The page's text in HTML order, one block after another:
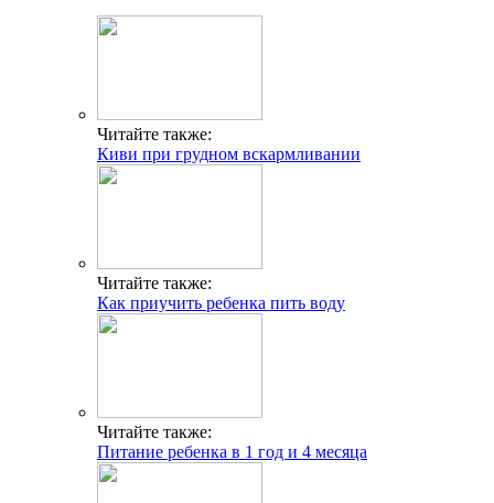
Читайте также:
Киви при грудном вскармливании
Читайте также:
Как приучить ребенка пить воду
Читайте также:
Питание ребенка в 1 год и 4 месяца